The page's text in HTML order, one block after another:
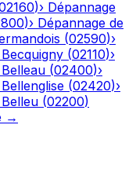
)› Dépannage
)› Dépannage de
(02590)›
Becquigny (02110)›
Belleau (02400)›
Bellenglise (02420)›
Belleu (02200)
→